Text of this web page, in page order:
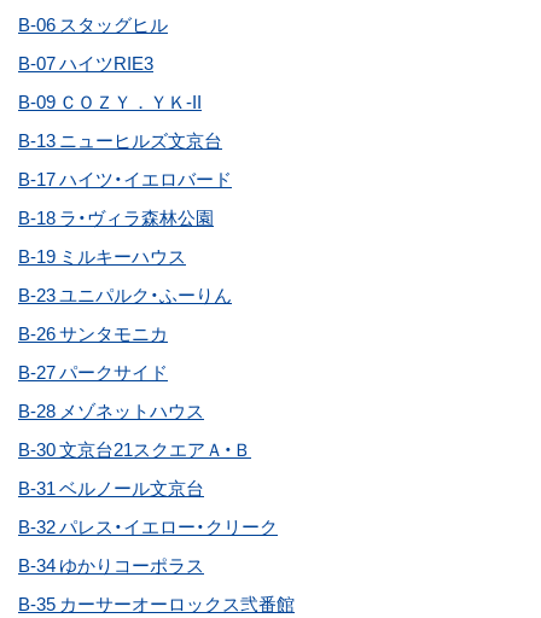
B-06 スタッグヒル
B-07 ハイツRIE3
B-09 ＣＯＺＹ．ＹＫ-II
B-13 ニューヒルズ文京台
B-17 ハイツ・イエロバード
B-18 ラ・ヴィラ森林公園
B-19 ミルキーハウス
B-23 ユニパルク・ふーりん
B-26 サンタモニカ
B-27 パークサイド
B-28 メゾネットハウス
B-30 文京台21スクエアＡ・Ｂ
B-31 ベルノール文京台
B-32 パレス・イエロー・クリーク
B-34 ゆかりコーポラス
B-35 カーサーオーロックス弐番館